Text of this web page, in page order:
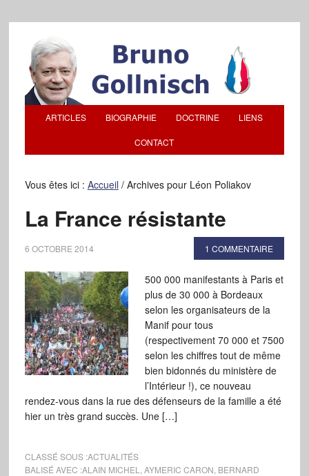
ARTICLES BIOGRAPHIE DOCTRINE LIENS
CONTACT
Vous êtes ici : Accueil /Archives pour Léon Poliakov
La France résistante
6 OCTOBRE 2014 1 COMMENTAIRE
500 000 manifestants à Paris et
plus de 30 000 à Bordeaux
selon les organisateurs de la
Manif pour tous
(respectivement 70 000 et 7500
selon les chiffres tout de même
bien bidonnés du ministère de
l’Intérieur !), ce nouveau
rendez-vous dans la rue des défenseurs de la famille a été
hier un très grand succès. Une […]
CLASSÉ SOUS :ACTUALITÉS
BALISÉ AVEC :ALAIN MICHEL AYMERIC CARON BERNARD